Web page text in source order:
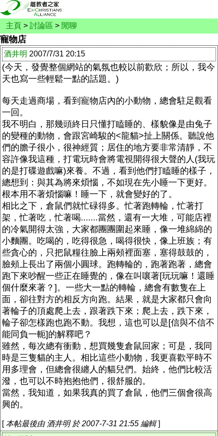
主頁 > 討論區 > 閒聊
寵物店
酒井明 2007/7/31 20:15
(今天，發覺整個網站的氣氛也較以前歡欣；所以，我今
天也寫一些輕鬆一點的話題。)
每天走過商場，看到寵物店內的小動物，總會駐足觀看
一回。
我不明白，那幾頭終日只懂打瞌睡的、樣貌像是由兔子
的變種的動物，會跟宮崎駿的<龍貓>扯上關係。聽說他
們的膽子很小，很神經質；居住的地方要非常清靜，不
容許像我這種，打電玩時會將電視開得很大聲的人(我玩
的是打碟遊戲嘛)來養。不過，看到他們打瞌睡的樣子，
總想到：與其為將來煩惱，不如現在先小睡一下更好。
根本用不著煩惱嘛！睡一下，就會變好的了。
相比之下，倉鼠們就忙碌得多。忙著跑轉輪，忙著打
架，忙著吃，忙著喝.......當然，還有一大堆，可能店裡
的冷氣開得太強，大家都團團圍起來睡，像一堆綿綿的
小麵團。吃喝的，吃得很急，喝得很快，像上班族；有
些貪心的，只把鼠糧往臉上兩頰裡面塞，塞得鼓鼓的，
臉頰上長出了兩個小圓球。跑轉輪的，跑著跑著，總會
跑下來吵醒一些正在睡覺的，像在叫嚷著[玩玩嘛！還睡
個什麼來著？]。一些大一點的轉輪，總會有數隻在上
面，卻往對方的相反方向跑。結果，就是大家都只會向
著輪子的頂處爬上去，跟著跌下來；爬上去，跌下來，
輪子卻怎樣跑也跑不動。我想，這也可以是[信與不信不
能同負一軛]的解釋吧？
雖然，每次總有衝動，想買幾隻倉鼠回家；可是，我同
時是三隻貓的主人。相比這些小動物，我更喜歡平時不
用多理會，但總會很纏人的貓兒們。始終，他們比較活
潑，也可以不時抱抱他們，很舒服的。
當然，我知道，如果我真的買了倉鼠，他們三個會很高
興的。
[本帖最後由 酒井明 於 2007-7-31 21:55 編輯]